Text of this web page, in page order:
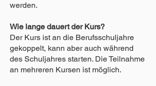
werden.
Wie lange dauert der Kurs?
Der Kurs ist an die Berufsschuljahre
gekoppelt, kann aber auch während
des Schuljahres starten. Die Teilnahme
an mehreren Kursen ist möglich.